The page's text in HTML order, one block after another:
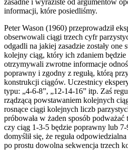
informacji, które posiedliśmy.
Peter Wason (1960) przeprowadził
obserwowali ciągi trzech cyfr
odgadli na jakiej zasadzie zostały one
kolejny ciąg, który ich zdaniem
otrzymywali zwrotne informacje
poprawny i zgodny z regułą, którą
konstrukcji ciągów. Uczestnicy
typu: „4-6-8”, „12-14-16” itp. Zaś
rządzącą powstawaniem kolejnych
rosnące ciągi kolejnych liczb
próbowała w żaden sposób
czy ciąg 1-3-5 będzie poprawny lub
domyślił się, że reguła
po prostu dowolna sekwencja trzech